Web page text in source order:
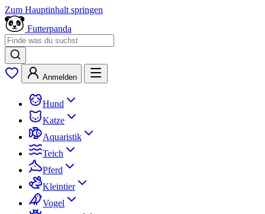
Zum Hauptinhalt springen
Futterpanda
Anmelden
Hund
Katze
Aquaristik
Teich
Pferd
Kleintier
Vogel